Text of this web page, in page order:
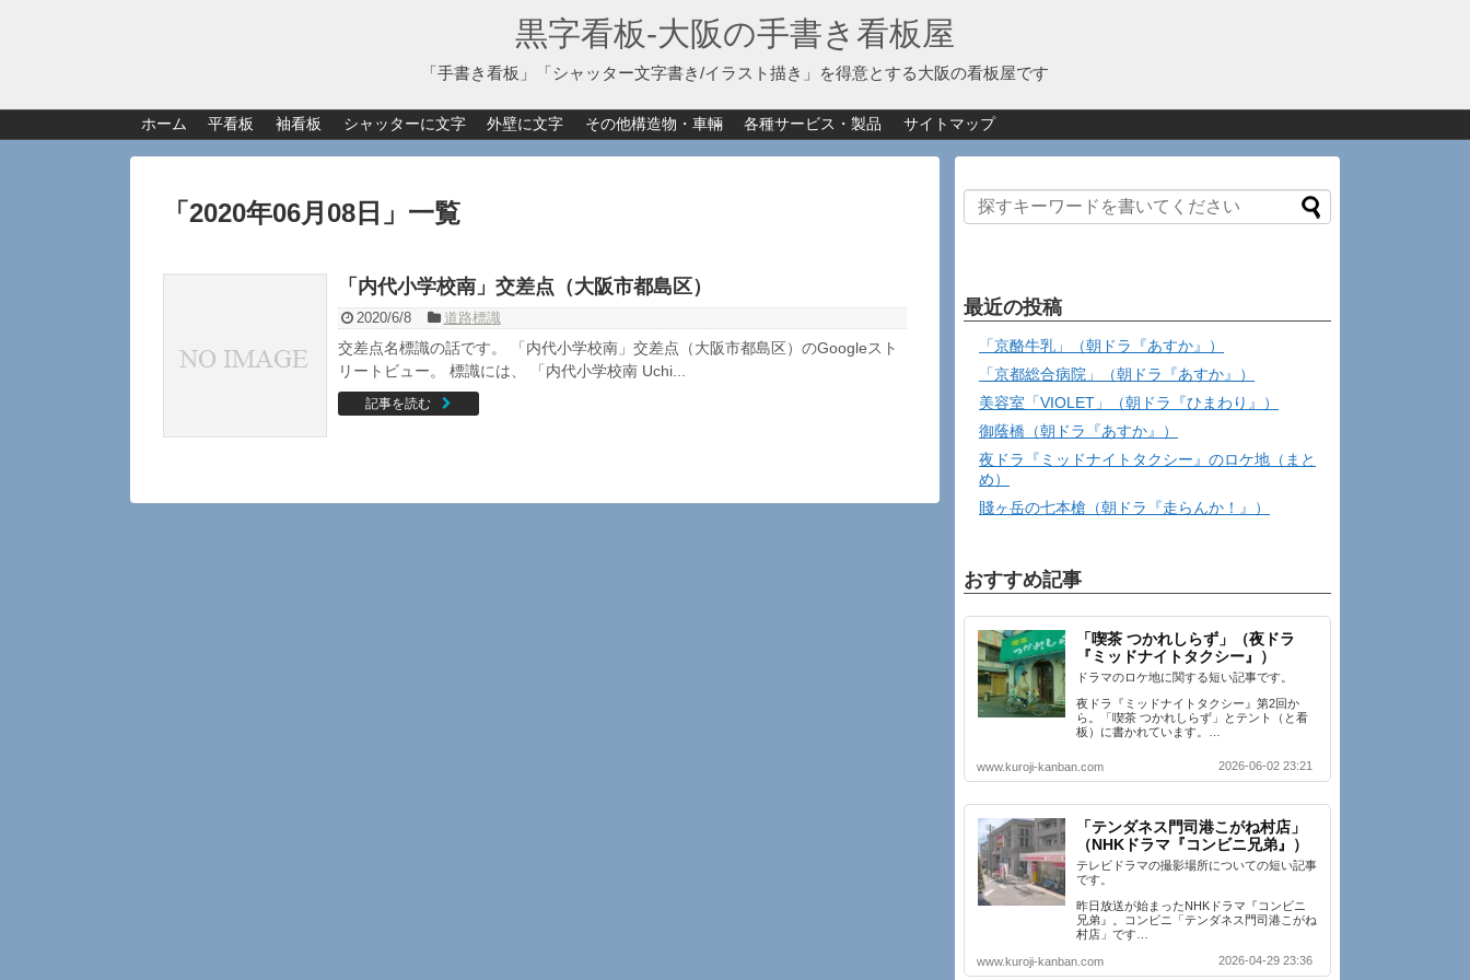
黒字看板‐大阪の手書き看板屋
「手書き看板」「シャッター文字書き/イラスト描き」を得意とする大阪の看板屋です
ホーム 平看板 袖看板 シャッターに文字 外壁に文字 その他構造物・車輛 各種サービス・製品 サイトマップ
「 2020年06月08日 」 一覧
「内代小学校南」交差点（大阪市都島区）
2020/6/8 道路標識
交差点名標識の話です。 「内代小学校南」交差点（大阪市都島区）のGoogleスト
リートビュー。 標識には、 「内代小学校南 Uchi...
記事を読む
最近の投稿
「京酪牛乳」（朝ドラ『あすか』）
「京都総合病院」（朝ドラ『あすか』）
美容室「VIOLET」（朝ドラ『ひまわり』）
御蔭橋（朝ドラ『あすか』）
夜ドラ『ミッドナイトタクシー』のロケ地（まと
め）
賤ヶ岳の七本槍（朝ドラ『走らんか！』）
おすすめ記事
「喫茶 つかれしらず」（夜ドラ
『ミッドナイトタクシー』）
ドラマのロケ地に関する短い記事です。
夜ドラ『ミッドナイトタクシー』第2回か
ら。「喫茶 つかれしらず」とテント（と看
板）に書かれています。…
www.kuroji-kanban.com 2026-06-02 23:21
「テンダネス門司港こがね村店」
（NHKドラマ『コンビニ兄弟』）
テレビドラマの撮影場所についての短い記事
です。
昨日放送が始まったNHKドラマ『コンビニ
兄弟』。コンビニ「テンダネス門司港こがね
村店」です…
www.kuroji-kanban.com 2026-04-29 23:36